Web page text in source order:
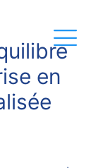
en